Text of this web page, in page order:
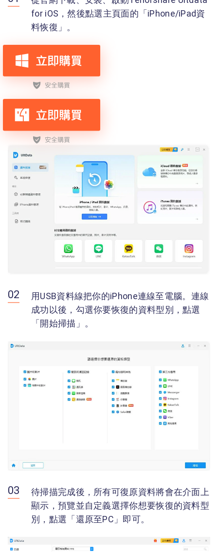
for iOS，然後點選主頁面的「iPhone/iPad資
料恢復」。
用USB資料線把你的iPhone連線至電腦。連線
成功以後，勾選你要恢復的資料型別，點選
「開始掃描」。
待掃描完成後，所有可復原資料將會在介面上
顯示，預覽並自定義選擇你想要恢復的資料型
別，點選「還原至PC」即可。